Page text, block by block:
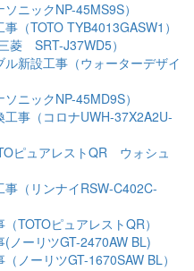
ニックNP-45MS9S）
（TOTO TYB4013GASW1）
菱 SRT-J37WD5）
新設工事（ウォーターデザイ
ニックNP-45MD9S）
事（コロナUWH-37X2A2U-
ピュアレストQR ウォシュ
（リンナイRSW-C402C-
TOTOピュアレストQR）
ノーリツGT-2470AW BL)
ノーリツGT-1670SAW BL）